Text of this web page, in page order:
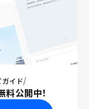
イド
公開中！